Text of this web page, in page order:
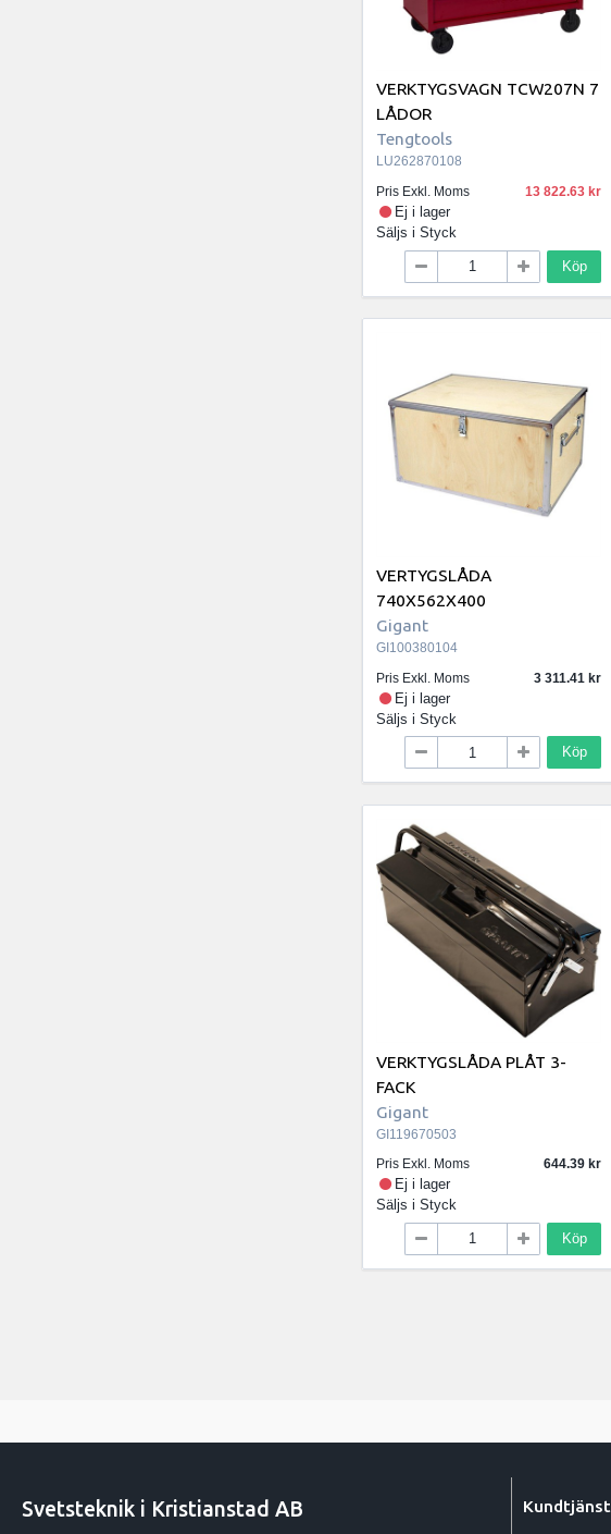
VERKTYGSVAGN TCW207N 7
LÅDOR
Tengtools
LU262870108
Pris Exkl. Moms
13 822.63
Ej i lager
Säljs iStyck
Köp
VERTYGSLÅDA
740X562X400
Gigant
GI100380104
Pris Exkl. Moms
3 311.41
Ej i lager
Säljs iStyck
Köp
VERKTYGSLÅDA PLÅT 3-
FACK
Gigant
GI119670503
Pris Exkl. Moms
644.39
Ej i lager
Säljs iStyck
Köp
Svetsteknik i Kristianstad AB Kundtjänst